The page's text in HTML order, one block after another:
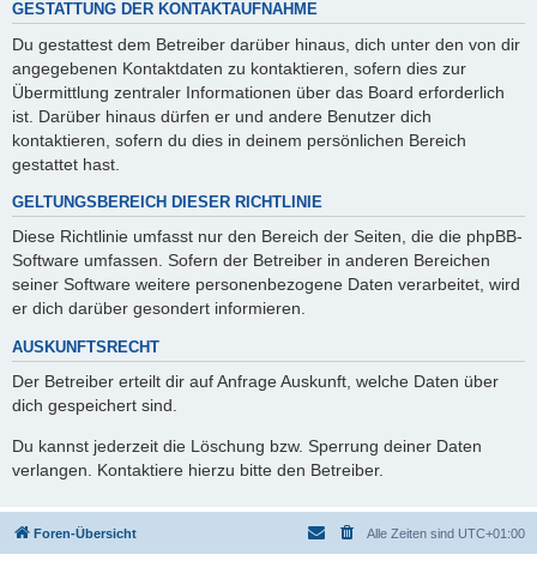
GESTATTUNG DER KONTAKTAUFNAHME
Du gestattest dem Betreiber darüber hinaus, dich unter den von dir
angegebenen Kontaktdaten zu kontaktieren, sofern dies zur
Übermittlung zentraler Informationen über das Board erforderlich
ist. Darüber hinaus dürfen er und andere Benutzer dich
kontaktieren, sofern du dies in deinem persönlichen Bereich
gestattet hast.
GELTUNGSBEREICH DIESER RICHTLINIE
Diese Richtlinie umfasst nur den Bereich der Seiten, die die phpBB-
Software umfassen. Sofern der Betreiber in anderen Bereichen
seiner Software weitere personenbezogene Daten verarbeitet, wird
er dich darüber gesondert informieren.
AUSKUNFTSRECHT
Der Betreiber erteilt dir auf Anfrage Auskunft, welche Daten über
dich gespeichert sind.
Du kannst jederzeit die Löschung bzw. Sperrung deiner Daten
verlangen. Kontaktiere hierzu bitte den Betreiber.
Foren-Übersicht Alle Zeiten sind UTC+01:00